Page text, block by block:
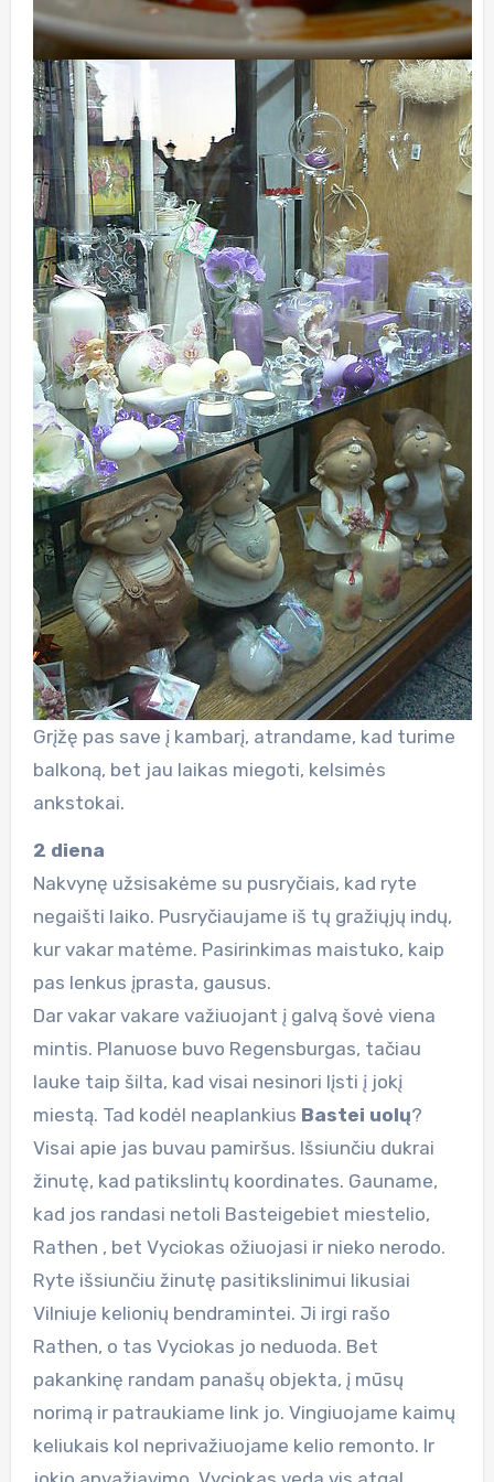
Grįžę pas save į kambarį, atrandame, kad turime
balkoną, bet jau laikas miegoti, kelsimės
ankstokai.
2 diena
Nakvynę užsisakėme su pusryčiais, kad ryte
negaišti laiko. Pusryčiaujame iš tų gražiųjų indų,
kur vakar matėme. Pasirinkimas maistuko, kaip
pas lenkus įprasta, gausus.
Dar vakar vakare važiuojant į galvą šovė viena
mintis. Planuose buvo Regensburgas, tačiau
lauke taip šilta, kad visai nesinori lįsti į jokį
miestą. Tad kodėl neaplankius Bastei uolų?
Visai apie jas buvau pamiršus. Išsiunčiu dukrai
žinutę, kad patikslintų koordinates. Gauname,
kad jos randasi netoli Basteigebiet miestelio,
Rathen , bet Vyciokas ožiuojasi ir nieko nerodo.
Ryte išsiunčiu žinutę pasitikslinimui likusiai
Vilniuje kelionių bendramintei. Ji irgi rašo
Rathen, o tas Vyciokas jo neduoda. Bet
pakankinę randam panašų objekta, į mūsų
norimą ir patraukiame link jo. Vingiuojame kaimų
keliukais kol neprivažiuojame kelio remonto. Ir